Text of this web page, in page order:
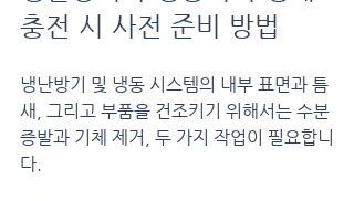
충전 시 사전 준비 방법
냉난방기 및 냉동 시스템의 내부 표면과 틈
새, 그리고 부품을 건조키기 위해서는 수분
증발과 기체 제거, 두 가지 작업이 필요합니
다.